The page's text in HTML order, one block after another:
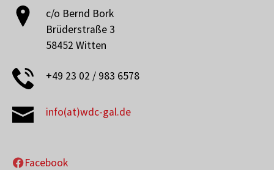
c/o Bernd Bork
Brüderstraße 3
58452 Witten
+49 23 02 / 983 6578
info(at)wdc-gal.de
Facebook